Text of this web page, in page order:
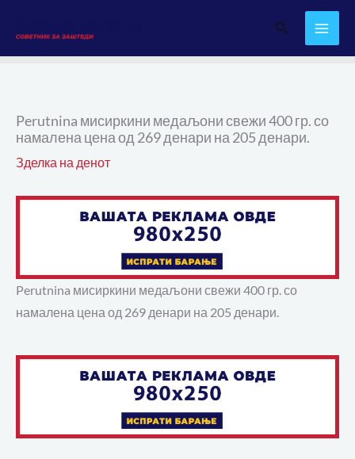
content
Search
Perutnina мисиркини медаљони свежи 400 гр. со
намалена цена од 269 денари на 205 денари.
Зделка на денот
Perutnina мисиркини медаљони свежи 400 гр. со
намалена цена од 269 денари на 205 денари.